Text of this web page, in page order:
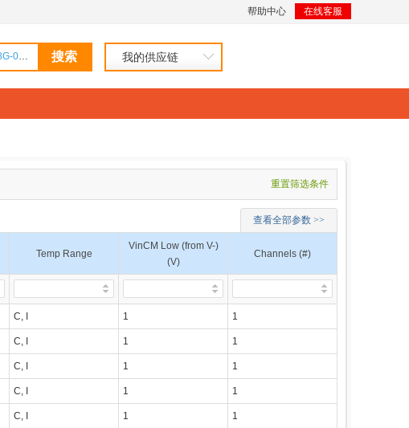
帮助中心 在线客服
我的供应链
重置筛选条件
查看全部参数 >>
Temp Range
VinCM Low (from V-)
(V)
Channels (#)
C, I 1 1
C, I 1 1
C, I 1 1
C, I 1 1
C, I 1 1